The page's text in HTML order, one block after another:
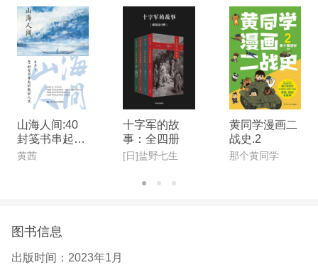
吕思勉是我国现代史学界一位在通史、断代史和专史
等诸多领域里都做出重大贡献的历史学家。代表作品
有《吕著中国通史》《先秦史》《三国史话》《中国
民族史》《理学纲要》等。
山海人间:40
封笺书串起的
跌宕人生
黄茜
十字军的故
事：全四册
[日]盐野七生
黄同学漫画二
战史.2
那个黄同学
图书信息
出版时间： 2023年1月